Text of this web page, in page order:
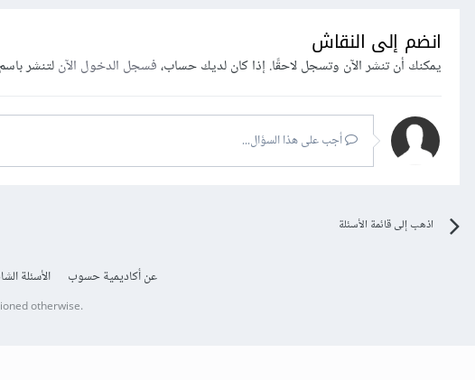
انضم إلى النقاش
يمكنك أن تنشر الآن وتسجل لاحقًا. إذا كان لديك حساب،فسجل الدخول الآنلتنشر
أجب على هذا السؤال...
اذهب إلى قائمة الأسئلة
عن أكاديمية حسوب الأسئلة
otherwise.